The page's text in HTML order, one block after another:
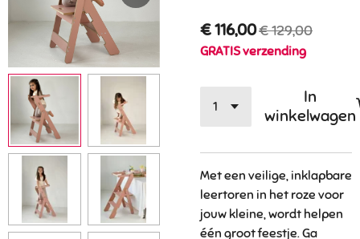
€ 116,00€ 129,00
GRATIS verzending
In
winkelwagen
Met een veilige, inklapbare
leertoren in het roze voor
jouw kleine, wordt helpen
één groot feestje. Ga